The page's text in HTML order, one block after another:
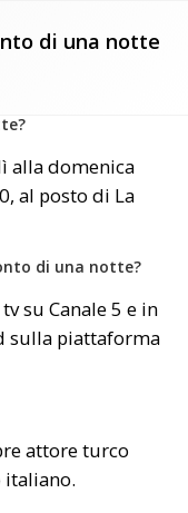
di una notte
alla domenica
al posto di La
di una notte?
su Canale 5 e in
sulla piattaforma
attore turco
italiano.